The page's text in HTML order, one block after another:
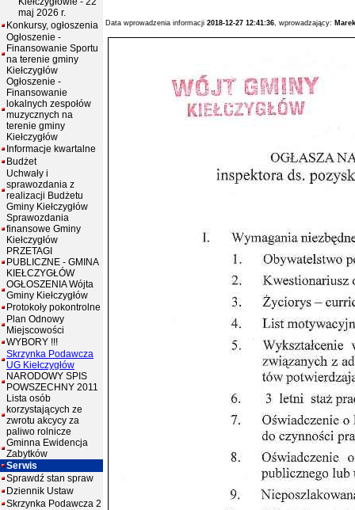
maj 2026 r.
Konkursy, ogłoszenia
Ogłoszenie -
Finansowanie Sportu
na terenie gminy
Kiełczygłów
Ogłoszenie -
Finansowanie
lokalnych zespołów
muzycznych na
terenie gminy
Kiełczygłów
Informacje kwartalne
Budżet
Uchwały i
sprawozdania z
realizacji Budżetu
Gminy Kiełczygłów
Sprawozdania
finansowe Gminy
Kiełczygłów
PRZETAGI
PUBLICZNE - GMINA
KIEŁCZYGŁÓW
OGŁOSZENIA Wójta
Gminy Kiełczygłów
Protokoły pokontrolne
Plan Odnowy
Miejscowości
WYBORY !!!
Skrzynka Podawcza
UG Kiełczygłów
NARODOWY SPIS
POWSZECHNY 2011
Lista osób
korzystających ze
zwrotu akcycy za
paliwo rolnicze
Gminna Ewidencja
Zabytków
Serwis
Sprawdź stan spraw
Dziennik Ustaw
Skrzynka Podawcza 2
Data wprowadzenia informacji 2018-12-27 12:41:36, wprowadzający: